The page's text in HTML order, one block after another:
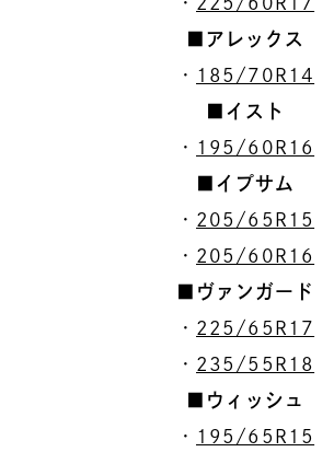
■アレックス
・ 185/70R14
■イスト
・ 195/60R16
■イプサム
・ 205/65R15
・ 205/60R16
■ヴァンガード
・ 225/65R17
・ 235/55R18
■ウィッシュ
・ 195/65R15